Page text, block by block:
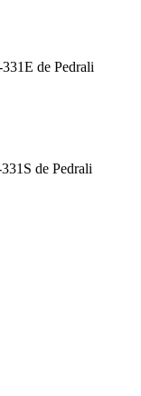
de Pedrali
de Pedrali